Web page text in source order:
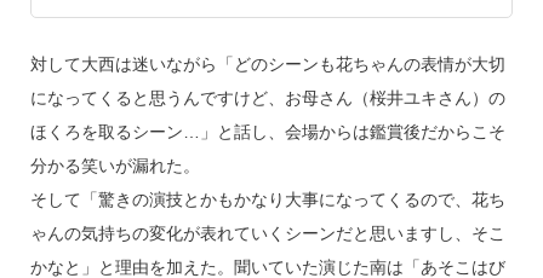
対して大西は迷いながら「どのシーンも花ちゃんの表情が大切
になってくると思うんですけど、お母さん（桜井ユキさん）の
ほくろを取るシーン…」と話し、会場からは鑑賞後だからこそ
分かる笑いが漏れた。
そして「驚きの演技とかもかなり大事になってくるので、花ち
ゃんの気持ちの変化が表れていくシーンだと思いますし、そこ
かなと」と理由を加えた。聞いていた演じた南は「あそこはび